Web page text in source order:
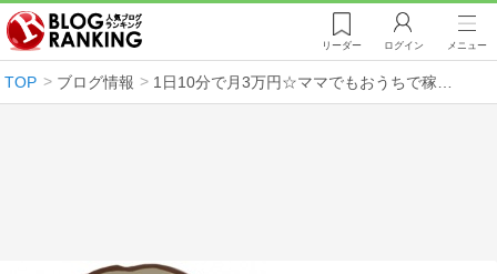
リーダー ログイン メニュー
TOP ブログ情報 1日10分で月3万円☆ママでもおうちで稼げる方法を解説